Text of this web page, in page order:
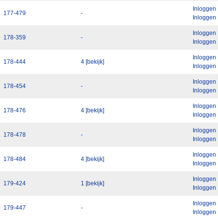
177-479 -
Inloggen
Inloggen
178-359 -
Inloggen
Inloggen
178-444 4 [bekijk]
Inloggen
Inloggen
178-454 -
Inloggen
Inloggen
178-476 4 [bekijk]
Inloggen
Inloggen
178-478 -
Inloggen
Inloggen
178-484 4 [bekijk]
Inloggen
Inloggen
179-424 1 [bekijk]
Inloggen
Inloggen
179-447 -
Inloggen
Inloggen